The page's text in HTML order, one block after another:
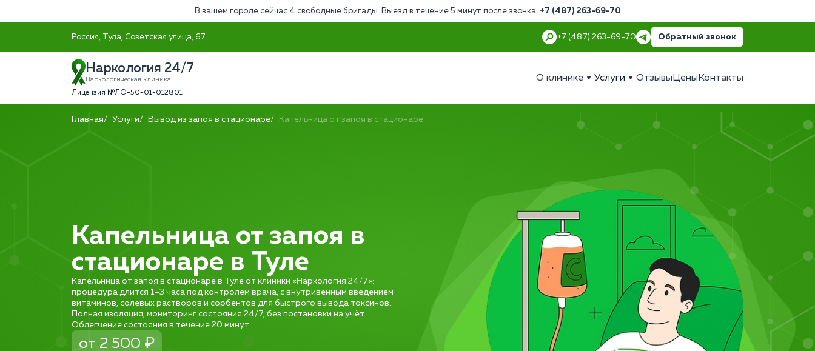
В вашем городе сейчас 4 свободные бригады. Выезд в течение 5 минут после звонка: +7 (487) 263-69-70
Россия, Тула, Советская улица, 67 +7 (487) 263-69-70 Обратный звонок
Наркология 24/7
Наркологическая клиника
Лицензия №ЛО-50-01-012801
О клинике Услуги Отзывы Цены Контакты
Главная Услуги Вывод из запоя в стационаре Капельница от запоя в стационаре
Капельница от запоя в
стационаре в Туле
Капельница от запоя в стационаре в Туле от клиники «Наркология 24/7»:
процедура длится 1–3 часа под контролем врача, с внутривенным введением
витаминов, солевых растворов и сорбентов для быстрого вывода токсинов.
Полная изоляция, мониторинг состояния 24/7, без постановки на учёт.
Облегчение состояния в течение 20 минут
от 2 500 ₽